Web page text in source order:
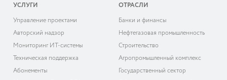
УСЛУГИ
Управление проектами
Авторский надзор
Мониторинг ИТ-системы
Техническая поддержка
Абонементы
ОТРАСЛИ
Банки и финансы
Нефтегазовая промышленность
Строительство
Агропромышленный комплекс
Государственный сектор